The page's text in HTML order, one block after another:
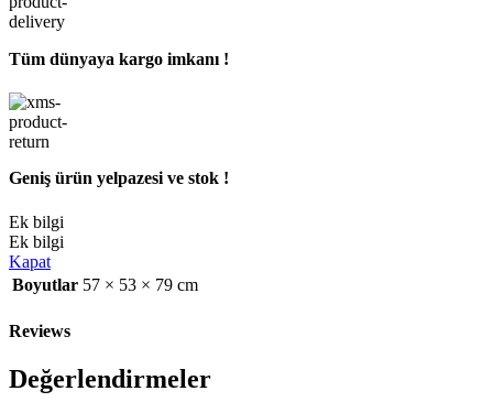
Tüm dünyaya kargo imkanı !
Geniş ürün yelpazesi ve stok !
Ek bilgi
Ek bilgi
Kapat
Boyutlar 57 × 53 × 79 cm
Reviews
Değerlendirmeler